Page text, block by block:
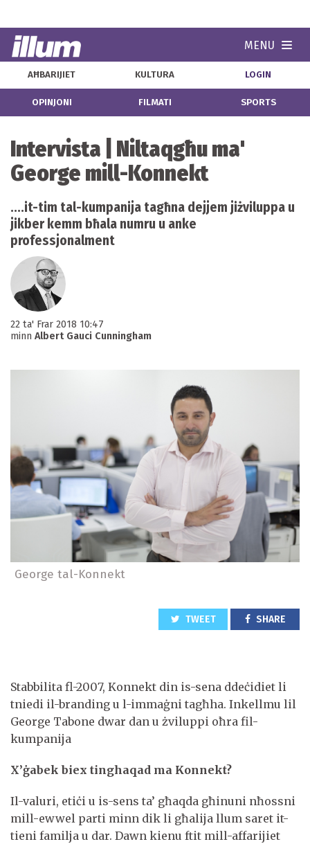
MENU
AĦBARIJIET KULTURA LOGIN
OPINJONI FILMATI SPORTS
Intervista | Niltaqgħu ma'
George mill-Konnekt
....it-tim tal-kumpanija tagħna dejjem jiżviluppa u
jikber kemm bħala numru u anke
professjonalment
22 ta' Frar 2018 10:47
minn Albert Gauci Cunningham
George tal-Konnekt
TWEET SHARE
Stabbilita fl-2007, Konnekt din is-sena ddeċidiet li
tniedi il-branding u l-immaġni tagħha. Inkellmu lil
George Tabone dwar dan u żviluppi oħra fil-
kumpanija
X’ġabek biex tinghaqad ma Konnekt?
Il-valuri, etiċi u is-sens ta’ għaqda għinuni nħossni
mill-ewwel parti minn dik li għalija llum saret it-
tieni familja u dar. Dawn kienu ftit mill-affarijiet